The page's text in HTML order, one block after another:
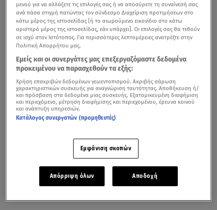
μενού για να αλλάξετε τις επιλογές σας ή να αποσύρετε τη συναίνεσή σας
ανά πάσα στιγμή πατώντας τον σύνδεσμο Διαχείριση προτιμήσεων στο
κάτω μέρος της ιστοσελίδας [ή το αιωρούμενο εικονίδιο στο κάτω
αριστερό μέρος της ιστοσελίδας, εάν υπάρχει]. Οι επιλογές σας θα τεθούν
σε ισχύ στον Ιστότοπος. Για περισσότερες λεπτομέρειες ανατρέξτε στην
Πολιτική Απορρήτου μας.
Εμείς και οι συνεργάτες μας επεξεργαζόμαστε δεδομένα
προκειμένου να παρασχεθούν τα εξής:
Χρήση επακριβών δεδομένων γεωεντοπισμού. Ακριβής σάρωση
χαρακτηριστικών συσκευής για αναγνώριση ταυτότητας. Αποθήκευση ή/
και πρόσβαση στα δεδομένα μιας συσκευής. Εξατομικευμένη διαφήμιση
και περιεχόμενο, μέτρηση διαφήμισης και περιεχομένου, έρευνα κοινού
και ανάπτυξη υπηρεσιών.
Κατάλογος συνεργατών (προμηθευτές)
Εμφάνιση σκοπών
Απόρριψη όλων Αποδοχή